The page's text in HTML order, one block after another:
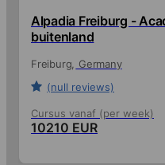
Alpadia Freiburg -
buitenland
Freiburg
Germany
(null reviews)
Cursus vanaf (per week)
10210 EUR